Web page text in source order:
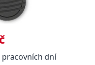
pracovních dní